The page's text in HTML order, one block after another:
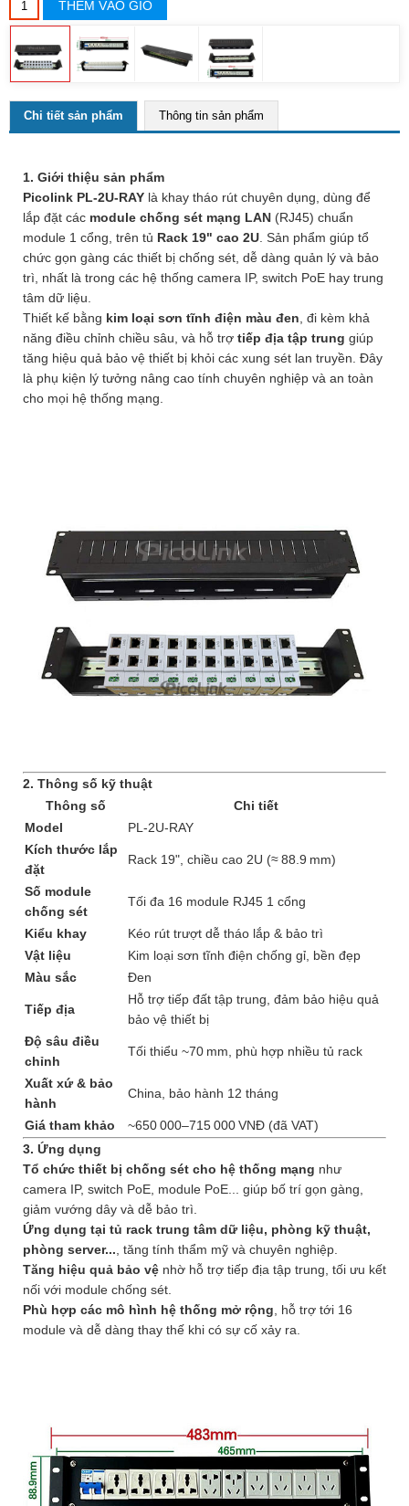
THÊM VÀO GIỎ
Chi tiết sản phẩm Thông tin sản phẩm
1. Giới thiệu sản phẩm
Picolink PL‑2U‑RAY là khay tháo rút chuyên dụng, dùng để
lắp đặt các module chống sét mạng LAN (RJ45) chuẩn
module 1 cổng, trên tủ Rack 19" cao 2U . Sản phẩm giúp tổ
chức gọn gàng các thiết bị chống sét, dễ dàng quản lý và bảo
trì, nhất là trong các hệ thống camera IP, switch PoE hay trung
tâm dữ liệu.
Thiết kế bằng kim loại sơn tĩnh điện màu đen , đi kèm khả
năng điều chỉnh chiều sâu, và hỗ trợ tiếp địa tập trung giúp
tăng hiệu quả bảo vệ thiết bị khỏi các xung sét lan truyền. Đây
là phụ kiện lý tưởng nâng cao tính chuyên nghiệp và an toàn
cho mọi hệ thống mạng.
2. Thông số kỹ thuật
Thông số
Chi tiết
Model
PL‑2U‑RAY
Kích thước lắp
đặt
Rack 19", chiều cao 2U (≈ 88.9 mm)
Số module
chống sét
Tối đa 16 module RJ45 1 cổng
Kiểu khay
Kéo rút trượt dễ tháo lắp & bảo trì
Vật liệu
Kim loại sơn tĩnh điện chống gỉ, bền đẹp
Màu sắc
Đen
Tiếp địa
Hỗ trợ tiếp đất tập trung, đảm bảo hiệu quả
bảo vệ thiết bị
Độ sâu điều
chỉnh
Tối thiểu ~70 mm, phù hợp nhiều tủ rack
Xuất xứ & bảo
hành
China, bảo hành 12 tháng
Giá tham khảo
~650 000–715 000 VNĐ (đã VAT)
3. Ứng dụng
Tổ chức thiết bị chống sét cho hệ thống mạng như
camera IP, switch PoE, module PoE... giúp bố trí gọn gàng,
giảm vướng dây và dễ bảo trì.
Ứng dụng tại tủ rack trung tâm dữ liệu, phòng kỹ thuật,
phòng server... , tăng tính thẩm mỹ và chuyên nghiệp.
Tăng hiệu quả bảo vệ nhờ hỗ trợ tiếp địa tập trung, tối ưu kết
nối với module chống sét.
Phù hợp các mô hình hệ thống mở rộng , hỗ trợ tới 16
module và dễ dàng thay thế khi có sự cố xảy ra.